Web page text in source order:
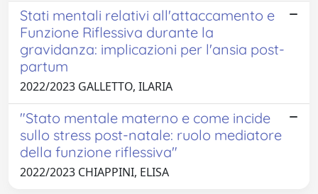
Stati mentali relativi all'attaccamento e
Funzione Riflessiva durante la
gravidanza: implicazioni per l'ansia post-
partum
2022/2023 GALLETTO, ILARIA
"Stato mentale materno e come incide
sullo stress post-natale: ruolo mediatore
della funzione riflessiva"
2022/2023 CHIAPPINI, ELISA